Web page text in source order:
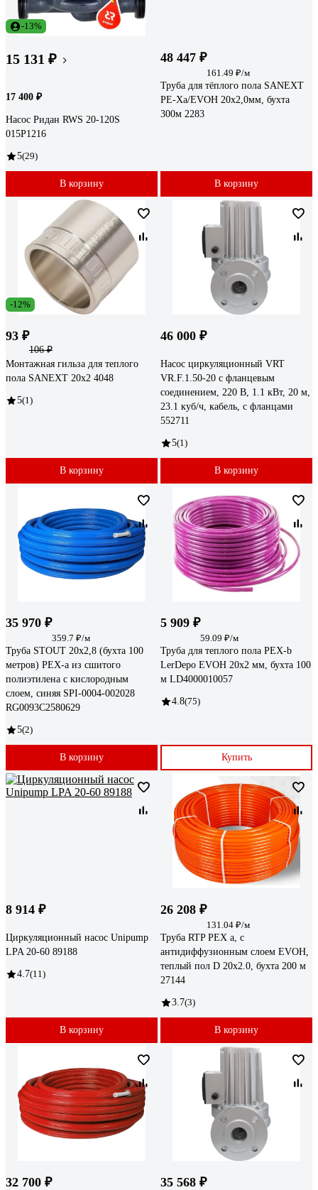
-13%
15 131 ₽
17 400 ₽
Насос Ридан RWS 20-120S
015P1216
5(29)
В корзину
48 447 ₽
161.49 ₽/м
Труба для тёплого пола SANEXT
PE-Xa/EVOH 20х2,0мм, бухта
300м 2283
В корзину
-12%
93 ₽
106 ₽
Монтажная гильза для теплого
пола SANEXT 20x2 4048
5(1)
В корзину
46 000 ₽
Насос циркуляционный VRT
VR.F.1.50-20 с фланцевым
соединением, 220 В, 1.1 кВт, 20 м,
23.1 куб/ч, кабель, с фланцами
552711
5(1)
В корзину
35 970 ₽
359.7 ₽/м
Труба STOUT 20х2,8 (бухта 100
метров) PEX-a из сшитого
полиэтилена с кислородным
слоем, синяя SPI-0004-002028
RG0093C2580629
5(2)
В корзину
5 909 ₽
59.09 ₽/м
Труба для теплого пола PEX-b
LerDepo EVOH 20x2 мм, бухта 100
м LD4000010057
4.8(75)
Купить
8 914 ₽
Циркуляционный насос Unipump
LPA 20-60 89188
4.7(11)
В корзину
26 208 ₽
131.04 ₽/м
Труба RTP PEX а, с
антидиффузионным слоем EVOH,
теплый пол D 20х2.0, бухта 200 м
27144
3.7(3)
В корзину
32 700 ₽ 35 568 ₽